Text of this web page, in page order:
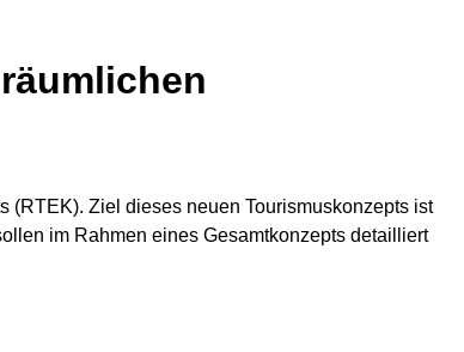
(RTEK). Ziel dieses neuen Tourismuskonzepts ist
im Rahmen eines Gesamtkonzepts detailliert